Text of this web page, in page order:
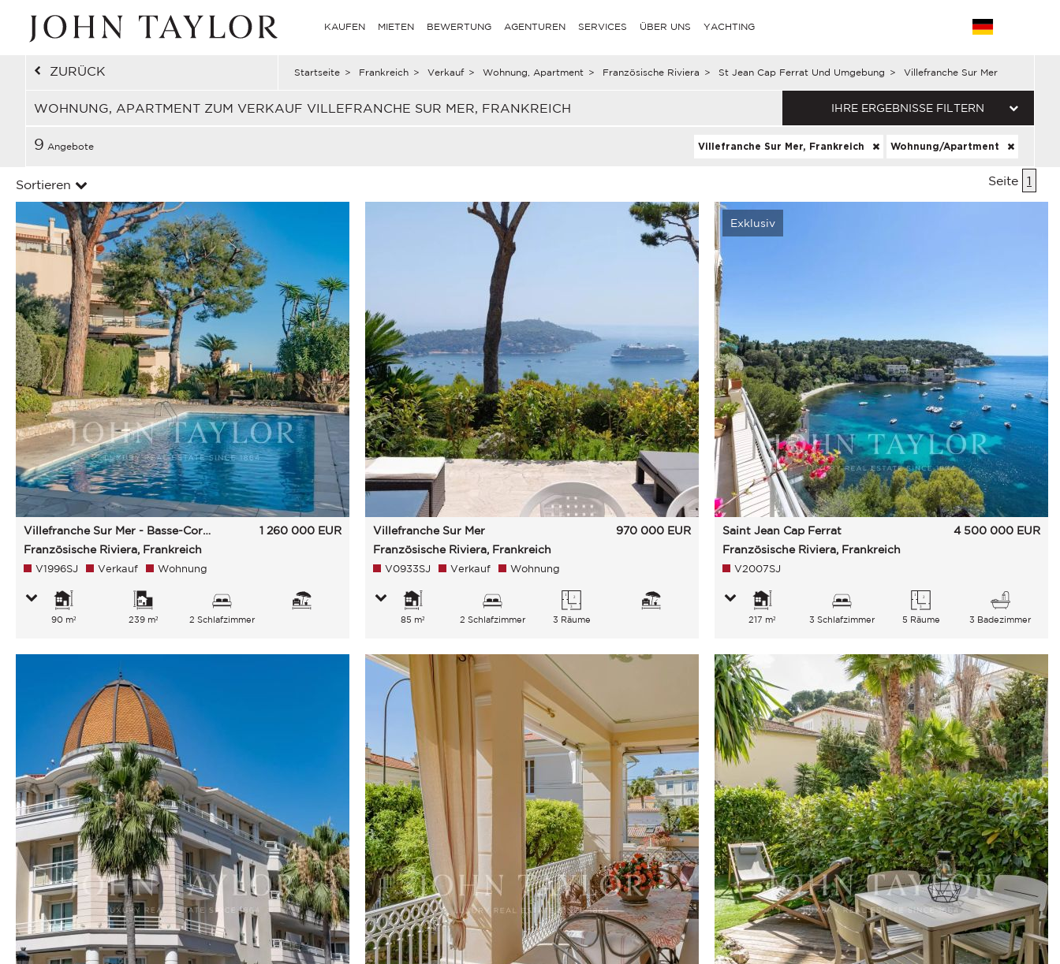
KAUFEN MIETEN BEWERTUNG AGENTUREN SERVICES ÜBER UNS YACHTING
ZURÜCK Startseite > Frankreich > Verkauf > Wohnung, Apartment > Französische Riviera > St Jean Cap Ferrat Und Umgebung > Villefranche Sur Mer
WOHNUNG, APARTMENT ZUM VERKAUF VILLEFRANCHE SUR MER, FRANKREICH IHRE ERGEBNISSE FILTERN
9 Angebote Villefranche Sur Mer, Frankreich Wohnung/Apartment
Sortieren Seite 1
Villefranche Sur Mer - Basse-Corniche
Französische Riviera, Frankreich
1 260 000 EUR
V1996SJ Verkauf Wohnung
90 m² 239 m² 2 Schlafzimmer
Villefranche Sur Mer
Französische Riviera, Frankreich
970 000 EUR
V0933SJ Verkauf Wohnung
85 m² 2 Schlafzimmer 3 Räume
Exklusiv
Saint Jean Cap Ferrat
Französische Riviera, Frankreich
4 500 000 EUR
V2007SJ
217 m² 3 Schlafzimmer 5 Räume 3 Badezimmer